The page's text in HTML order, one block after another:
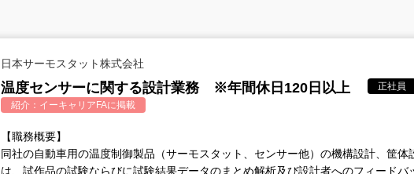
日本サーモスタット株式会社
温度センサーに関する設計業務 ※年間休日120日以上
正社員
紹介： イーキャリアFAに掲載
【職務概要】
同社の自動車用の温度制御製品（サーモスタット、センサー他）の機構設計、筐体
は、試作品の試験ならびに試験結果データのまとめ解析及び設計者へのフィード